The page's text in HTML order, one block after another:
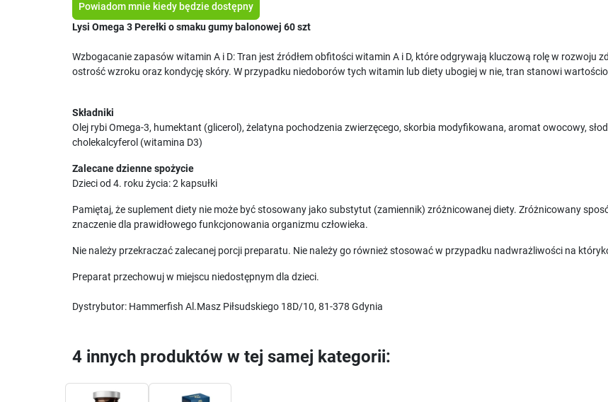
Powiadom mnie kiedy będzie dostępny
Lysi Omega 3 Perełki o smaku gumy balonowej 60 szt
Wzbogacanie zapasów witamin A i D: Tran jest źródłem obfitości witamin A i D, które odgrywają kluczową rolę w rozwoju
ostrość wzroku oraz kondycję skóry. W przypadku niedoborów tych witamin lub diety ubogiej w nie, tran stanowi
Składniki
Olej rybi Omega-3, humektant (glicerol), żelatyna pochodzenia zwierzęcego, skorbia modyfikowana, aromat owocowy,
cholekalcyferol (witamina D3)
Zalecane dzienne spożycie
Dzieci od 4. roku życia: 2 kapsułki
Pamiętaj, że suplement diety nie może być stosowany jako substytut (zamiennik) zróżnicowanej diety. Zróżnicowany
znaczenie dla prawidłowego funkcjonowania organizmu człowieka.
Nie należy przekraczać zalecanej porcji preparatu. Nie należy go również stosować w przypadku nadwrażliwości na
Preparat przechowuj w miejscu niedostępnym dla dzieci.
Dystrybutor: Hammerfish Al.Masz Piłsudskiego 18D/10, 81-378 Gdynia
4 innych produktów w tej samej kategorii: